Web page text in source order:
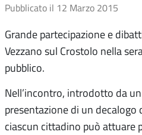
Pubblicato il 12 Marzo 2015
Grande partecipazione e
Vezzano sul Crostolo nella
pubblico.
Nell’incontro, introdotto da
presentazione di un decalogo
ciascun cittadino può attuare